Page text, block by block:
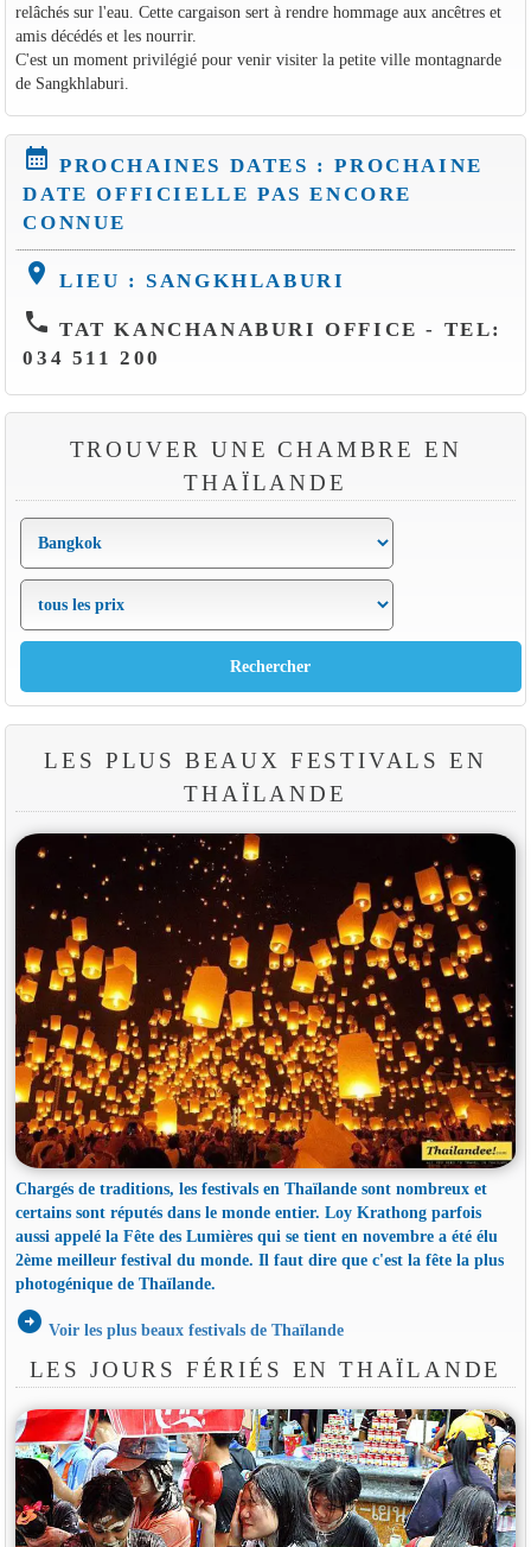
relâchés sur l'eau. Cette cargaison sert à rendre hommage aux ancêtres et
amis décédés et les nourrir.
C'est un moment privilégié pour venir visiter la petite ville montagnarde
de Sangkhlaburi.
calendar_month PROCHAINES DATES : PROCHAINE
DATE OFFICIELLE PAS ENCORE
CONNUE
location_on LIEU : SANGKHLABURI
phone TAT KANCHANABURI OFFICE - TEL:
034 511 200
TROUVER UNE CHAMBRE EN
THAÏLANDE
LES PLUS BEAUX FESTIVALS EN
THAÏLANDE
Chargés de traditions, les festivals en Thaïlande sont nombreux et
certains sont réputés dans le monde entier. Loy Krathong parfois
aussi appelé la Fête des Lumières qui se tient en novembre a été élu
2ème meilleur festival du monde. Il faut dire que c'est la fête la plus
photogénique de Thaïlande.
arrow_circle_right Voir les plus beaux festivals de Thaïlande
LES JOURS FÉRIÉS EN THAÏLANDE